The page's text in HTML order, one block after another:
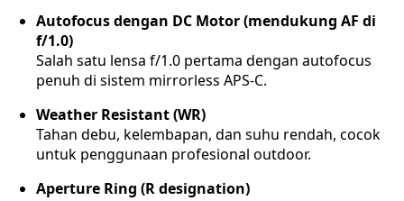
Autofocus dengan DC Motor (mendukung AF di
f/1.0)
Salah satu lensa f/1.0 pertama dengan autofocus
penuh di sistem mirrorless APS-C.
Weather Resistant (WR)
Tahan debu, kelembapan, dan suhu rendah, cocok
untuk penggunaan profesional outdoor.
Aperture Ring (R designation)